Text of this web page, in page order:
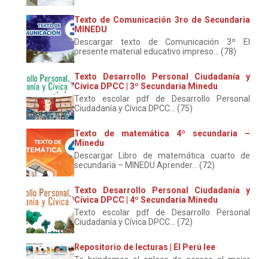
Texto de Comunicación 3ro de Secundaria
MINEDU
Descargar texto de Comunicación 3º El
presente material educativo impreso... (78)
Texto Desarrollo Personal Ciudadanía y
Cívica DPCC | 3º Secundaria Minedu
Texto escolar pdf de Desarrollo Personal
Ciudadanía y Cívica DPCC... (75)
Texto de matemática 4º secundaria –
Minedu
Descargar Libro de matemática cuarto de
secundaria – MINEDU Aprender... (72)
Texto Desarrollo Personal Ciudadanía y
Cívica DPCC | 4º Secundaria Minedu
Texto escolar pdf de Desarrollo Personal
Ciudadanía y Cívica DPCC... (72)
Repositorio de lecturas | El Perú lee